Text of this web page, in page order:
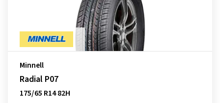
Minnell
Radial P07
175/65 R14 82H